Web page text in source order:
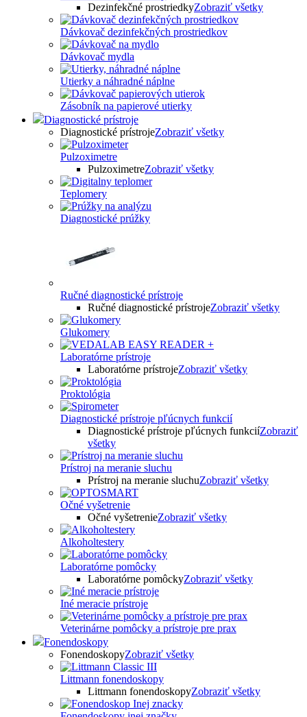
Dezinfekčné prostriedkyZobraziť všetky
Dávkovač dezinfekčných prostriedkov
Dávkovač mydla
Utierky a náhradné náplne
Zásobník na papierové utierky
Diagnostické prístroje
Diagnostické prístrojeZobraziť všetky
Pulzoximetre
PulzoximetreZobraziť všetky
Teplomery
Diagnostické prúžky
Ručné diagnostické prístroje
Ručné diagnostické prístrojeZobraziť všetky
Glukomery
Laboratórne prístroje
Laboratórne prístrojeZobraziť všetky
Proktológia
Diagnostické prístroje pľúcnych funkcií
Diagnostické prístroje pľúcnych funkciíZobraziť
všetky
Prístroj na meranie sluchu
Prístroj na meranie sluchuZobraziť všetky
Očné vyšetrenie
Očné vyšetrenieZobraziť všetky
Alkoholtestery
Laboratórne pomôcky
Laboratórne pomôckyZobraziť všetky
Iné meracie prístroje
Veterinárne pomôcky a prístroje pre prax
Fonendoskopy
FonendoskopyZobraziť všetky
Littmann fonendoskopy
Littmann fonendoskopyZobraziť všetky